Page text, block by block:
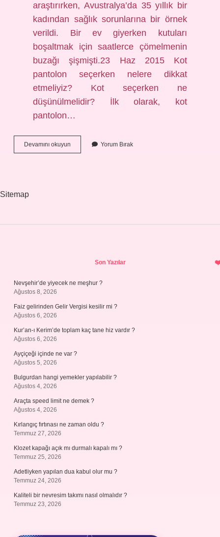
araştırırken, Avustralya’da 35 yıllık bir
kadından sağlık sorunlarına bir örnek
verildi. Bir ev giyerken kutuları
boşaltmak için saatlerce çömelmenin
buzağı şişmişti.23 Haz 2015 Kot
pantolon seçerken nelere dikkat
etmeliyiz? Kot seçerken ne
düşünülmelidir? İlk olarak, kot
pantolon…
Devamını okuyun
Pantolonda
Yorum Bırak
Sitemap
Son Yazılar
Nevşehir’de yiyecek ne meşhur ?
Ağustos 8, 2026
Faiz gelirinden Gelir Vergisi kesilir mi ?
Ağustos 6, 2026
Kur’an-ı Kerim’de toplam kaç tane hiz vardır ?
Ağustos 6, 2026
Ayçiçeği içinde ne var ?
Ağustos 5, 2026
Bulgurdan hangi yemekler yapılabilir ?
Ağustos 4, 2026
Araçta speed limit ne demek ?
Ağustos 4, 2026
Kırlangıç fırtınası ne zaman oldu ?
Temmuz 27, 2026
Klozet kapağı açık mı durmalı kapalı mı ?
Temmuz 25, 2026
Adetliyken yapılan dua kabul olur mu ?
Temmuz 24, 2026
Kaliteli bir nevresim takımı nasıl olmalıdır ?
Temmuz 23, 2026